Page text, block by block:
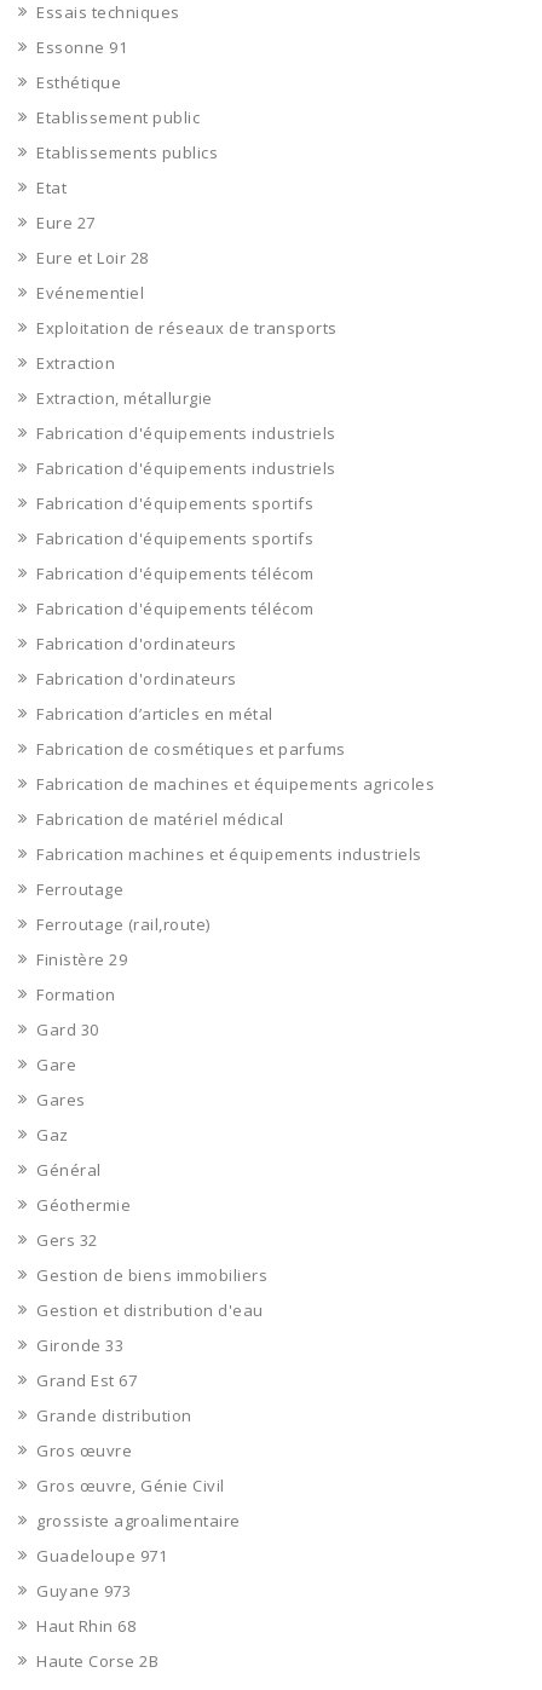
Essais techniques
Essonne 91
Esthétique
Etablissement public
Etablissements publics
Etat
Eure 27
Eure et Loir 28
Evénementiel
Exploitation de réseaux de transports
Extraction
Extraction, métallurgie
Fabrication d'équipements industriels
Fabrication d'équipements industriels
Fabrication d'équipements sportifs
Fabrication d'équipements sportifs
Fabrication d'équipements télécom
Fabrication d'équipements télécom
Fabrication d'ordinateurs
Fabrication d'ordinateurs
Fabrication d’articles en métal
Fabrication de cosmétiques et parfums
Fabrication de machines et équipements agricoles
Fabrication de matériel médical
Fabrication machines et équipements industriels
Ferroutage
Ferroutage (rail,route)
Finistère 29
Formation
Gard 30
Gare
Gares
Gaz
Général
Géothermie
Gers 32
Gestion de biens immobiliers
Gestion et distribution d'eau
Gironde 33
Grand Est 67
Grande distribution
Gros œuvre
Gros œuvre, Génie Civil
grossiste agroalimentaire
Guadeloupe 971
Guyane 973
Haut Rhin 68
Haute Corse 2B